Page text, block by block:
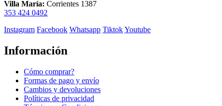
Villa María: Corrientes 1387
353 424 0492
Instagram Facebook Whatsapp TiktokYoutube
Información
Cómo comprar?
Formas de pago y envío
Cambios y devoluciones
Políticas de privacidad